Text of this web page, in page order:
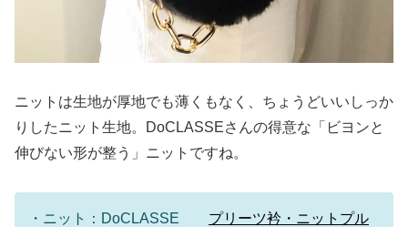
ニットは生地が厚地でも薄くもなく、ちょうどいいしっか
りしたニット生地。DoCLASSEさんの得意な「ビヨンと
伸びない形が整う」ニットですね。
・ニット：DoCLASSE プリーツ衿・ニットプル